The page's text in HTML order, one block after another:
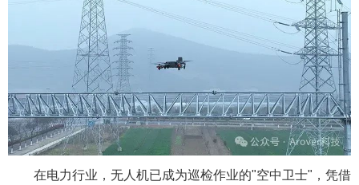
在电力行业，无人机已成为巡检作业的"空中卫士"，凭借